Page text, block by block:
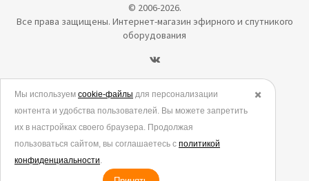
© 2006-2026.
Все права защищены. Интернет-магазин эфирного и спутникого
оборудования
Политика в отношении обработки персональных данных
Согласие на обработку персональных данных
Согласие на обработку данных метрическими программами
Политика использования cookies
✖️
Мы используем cookie-файлы для персонализации
контента и удобства пользователей. Вы можете запретить
их в настройках своего браузера. Продолжая
пользоваться сайтом, вы соглашаетесь с политикой
конфиденциальности.